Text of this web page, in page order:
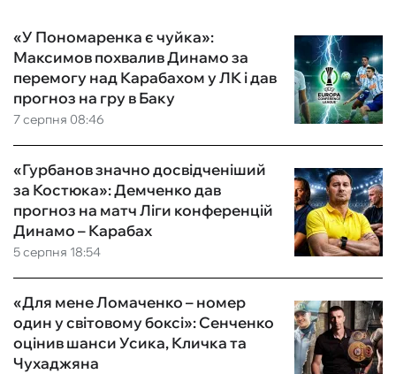
7 серпня 08:46
«У Пономаренка є чуйка»:
Максимов похвалив Динамо за
перемогу над Карабахом у ЛК і дав
прогноз на гру в Баку
5 серпня 18:54
«Гурбанов значно досвідченіший
за Костюка»: Демченко дав
прогноз на матч Ліги конференцій
Динамо – Карабах
«Для мене Ломаченко – номер
один у світовому боксі»: Сенченко
оцінив шанси Усика, Кличка та
Чухаджяна